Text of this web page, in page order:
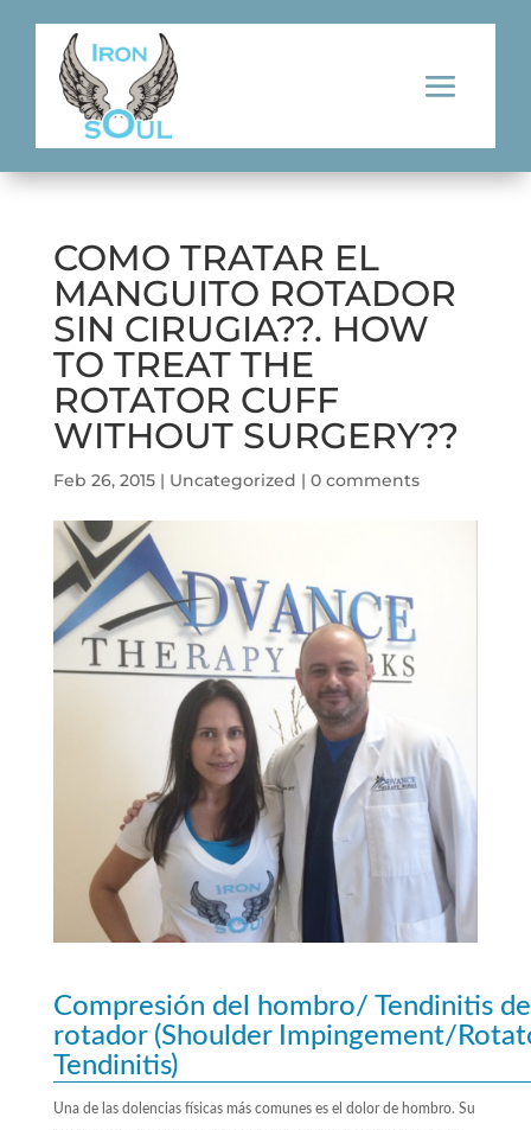
COMO TRATAR EL
MANGUITO ROTADOR
SIN CIRUGIA??. HOW
TO TREAT THE
ROTATOR CUFF
WITHOUT SURGERY??
Feb 26, 2015| Uncategorized | 0 comments
Compresión del hombro/ Tendinitis
rotador (Shoulder Impingement/
Tendinitis)
Una de las dolencias físicas más comunes es el dolor de hombro. Su